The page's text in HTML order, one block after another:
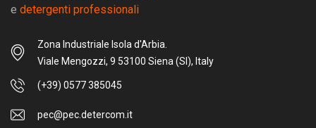
e detergenti professionali
Zona Industriale Isola d'Arbia.
Viale Mengozzi, 9 53100 Siena (SI), Italy
(+39) 0577 385045
pec@pec.detercom.it